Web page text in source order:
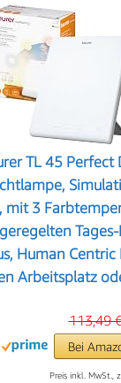
TL 45 Perfect
mit 3
Human
Arbeitsplatz
113,49
Bei
Preis inkl. MwSt.,